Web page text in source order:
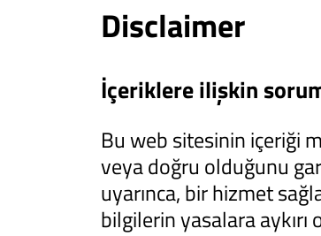
Disclaimer
İçeriklere ilişkin
Bu web sitesinin içeriği
veya doğru olduğunu
uyarınca, bir hizmet
bilgilerin yasalara